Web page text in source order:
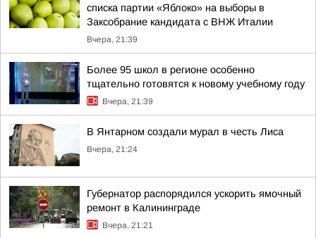
списка партии «Яблоко» на выборы в
Заксобрание кандидата с ВНЖ Италии
Вчера, 21:39
Более 95 школ в регионе особенно
тщательно готовятся к новому учебному году
Вчера, 21:39
В Янтарном создали мурал в честь Лиса
Вчера, 21:24
Губернатор распорядился ускорить ямочный
ремонт в Калининграде
Вчера, 21:21